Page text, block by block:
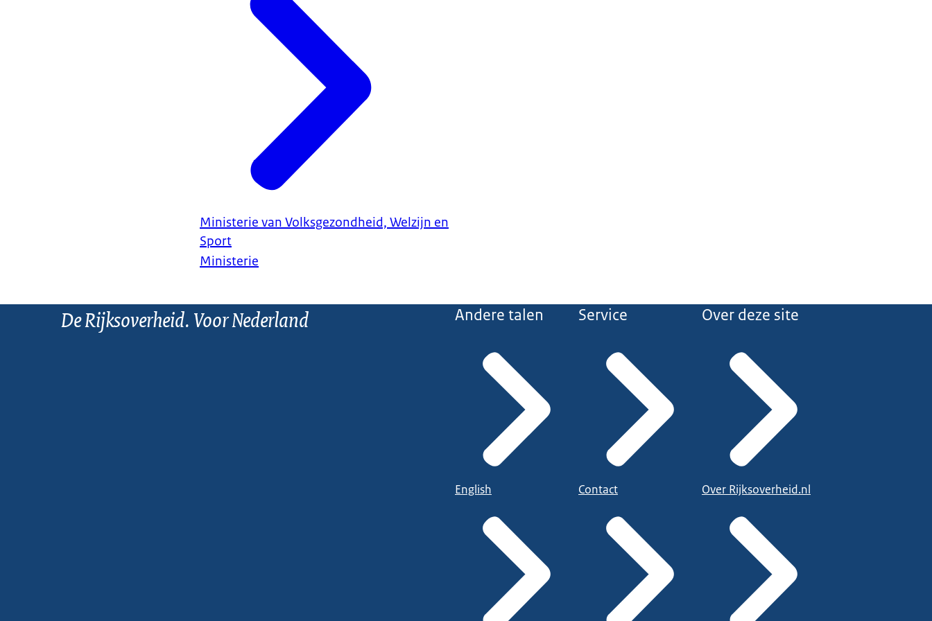
Ministerie van Volksgezondheid, Welzijn en
Sport
Ministerie
De Rijksoverheid. Voor Nederland Andere talen
English
Service
Contact
Over deze site
Over Rijksoverheid.nl